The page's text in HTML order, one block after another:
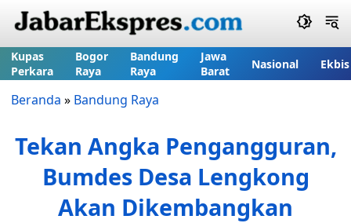
Kupas
Perkara
Bogor
Raya
Bandung
Raya
Jawa
Barat
Nasional Ekbis
Beranda » Bandung Raya
Tekan Angka Pengangguran,
Bumdes Desa Lengkong
Akan Dikembangkan